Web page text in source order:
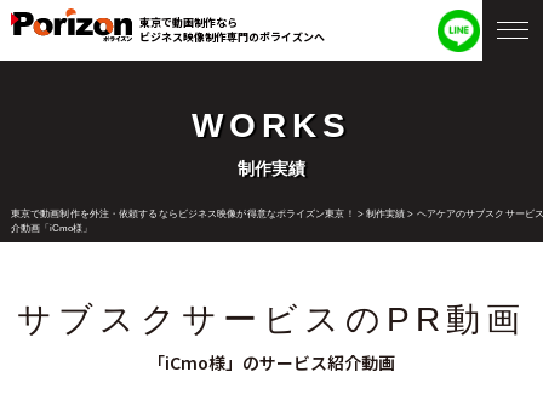
東京で動画制作なら
ビジネス映像制作専門のポライズンへ
東京で動画制作を外注・依頼するならビジネス映像が得意なポライズン東京！ > 制作実績 > ヘアケアのサブスクサービ
介動画「iCmo様」
WORKS
制作実績
サブスクサービスのPR動画
「iCmo様」のサービス紹介動画